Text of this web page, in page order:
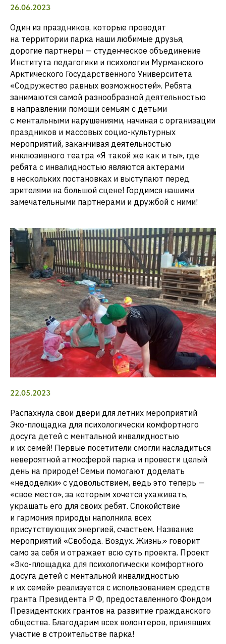
26.06.2023
Один из праздников, которые проводят
на территории парка наши любимые друзья,
дорогие партнеры — студенческое объединение
Института педагогики и психологии Мурманского
Арктического Государственного Университета
«Содружество равных возможностей». Ребята
занимаются самой разнообразной деятельностью
в направлении помощи семьям с детьми
с ментальными нарушениями, начиная с организации
праздников и массовых социо-культурных
мероприятий, заканчивая деятельностью
инклюзивного театра «Я такой же как и ты», где
ребята с инвалидностью являются актерами
в нескольких постановках и выступают перед
зрителями на большой сцене! Гордимся нашими
замечательными партнерами и дружбой с ними!
22.05.2023
Распахнула свои двери для летних мероприятий
Эко-площадка для психологически комфортного
досуга детей с ментальной инвалидностью
и их семей! Первые посетители смогли насладиться
невероятной атмосферой парка и провести целый
день на природе! Семьи помогают доделать
«недоделки» с удовольствием, ведь это теперь —
«свое место», за которым хочется ухаживать,
украшать его для своих ребят. Спокойствие
и гармония природы наполнила всех
присутствующих энергией, счастьем. Название
мероприятий «Свобода. Воздух. Жизнь.» говорит
само за себя и отражает всю суть проекта. Проект
«Эко-площадка для психологически комфортного
досуга детей с ментальной инвалидностью
и их семей» реализуется с использованием средств
гранта Президента Р Ф, предоставленного Фондом
Президентских грантов на развитие гражданского
общества. Благодарим всех волонтеров, принявших
участие в строительстве парка!